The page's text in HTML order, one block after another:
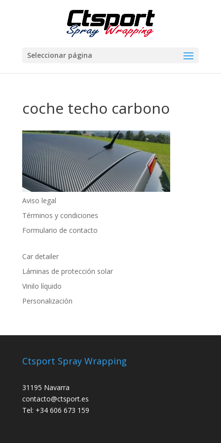
Seleccionar página
coche techo carbono
Aviso legal
Términos y condiciones
Formulario de contacto
Car detailer
Láminas de protección solar
Vinilo líquido
Personalización
Ctsport Spray Wrapping
31195 Navarra
contacto@ctsport.es
Tel: +34 606 673 159